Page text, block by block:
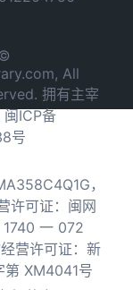
All
拥有主宰
闽ICP备
号
，
许可证：闽网
一 072
营许可证：新
第 XM4041号